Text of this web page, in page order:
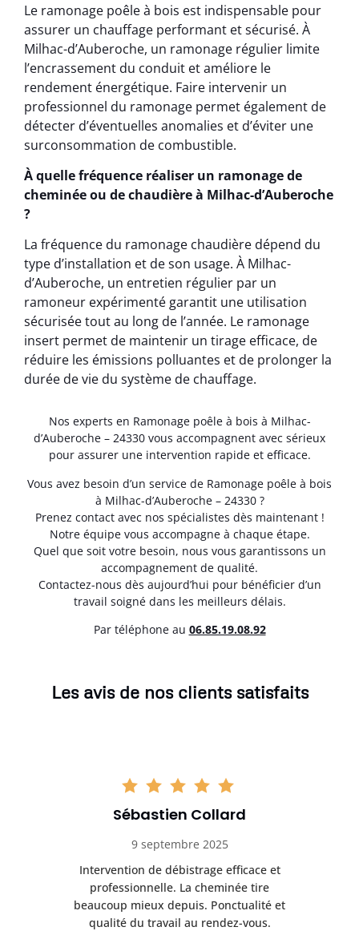
Le ramonage poêle à bois est indispensable pour
assurer un chauffage performant et sécurisé. À
Milhac-d’Auberoche, un ramonage régulier limite
l’encrassement du conduit et améliore le
rendement énergétique. Faire intervenir un
professionnel du ramonage permet également de
détecter d’éventuelles anomalies et d’éviter une
surconsommation de combustible.
À quelle fréquence réaliser un ramonage de
cheminée ou de chaudière à Milhac-d’Auberoche
?
La fréquence du ramonage chaudière dépend du
type d’installation et de son usage. À Milhac-
d’Auberoche, un entretien régulier par un
ramoneur expérimenté garantit une utilisation
sécurisée tout au long de l’année. Le ramonage
insert permet de maintenir un tirage efficace, de
réduire les émissions polluantes et de prolonger la
durée de vie du système de chauffage.
Nos experts en Ramonage poêle à bois à Milhac-
d’Auberoche – 24330 vous accompagnent avec sérieux
pour assurer une intervention rapide et efficace.
Vous avez besoin d’un service de Ramonage poêle à bois
à Milhac-d’Auberoche – 24330 ?
Prenez contact avec nos spécialistes dès maintenant !
Notre équipe vous accompagne à chaque étape.
Quel que soit votre besoin, nous vous garantissons un
accompagnement de qualité.
Contactez-nous dès aujourd’hui pour bénéficier d’un
travail soigné dans les meilleurs délais.
Par téléphone au 06.85.19.08.92
Les avis de nos clients satisfaits
Sébastien Collard
9 septembre 2025
Intervention de débistrage efficace et
professionnelle. La cheminée tire
beaucoup mieux depuis. Ponctualité et
qualité du travail au rendez-vous.